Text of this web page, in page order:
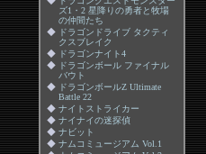
ズ1・2 星降りの勇者と牧場
の仲間たち
◆ ドラゴンドライブ タクティ
クスブレイク
◆ ドラゴンナイト4
◆ ドラゴンボール ファイナル
バウト
◆ ドラゴンボールZ Ultimate
Battle 22
◆ ナイトストライカー
◆ ナイナイの迷探偵
◆ ナビット
◆ ナムコミュージアム Vol.1